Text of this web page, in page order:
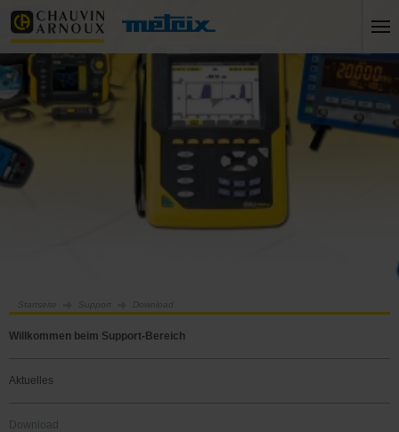
Startseite Support Download
Willkommen beim Support-Bereich
Aktuelles
Download